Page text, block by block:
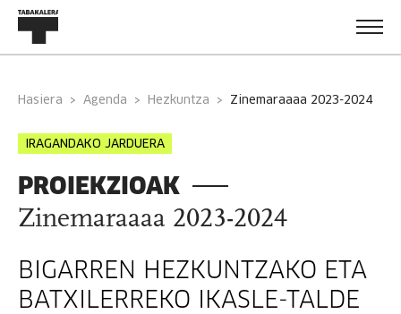
Hasiera Agenda Hezkuntza zinemaraaaa 2023-2024
IRAGANDAKO JARDUERA
PROIEKZIOAK
Zinemaraaaa 2023-2024
BIGARREN HEZKUNTZAKO ETA
BATXILERREKO IKASLE-TALDE